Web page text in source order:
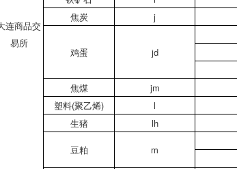
连商品交
易所
焦炭
j
鸡蛋 jd
焦煤
jm
塑料(聚乙烯)
l
生猪
lh
豆粕 m